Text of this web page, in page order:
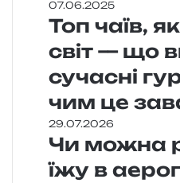
07.06.2025
Топ чаїв,
світ — що
сучасні
чим це
29.07.2026
Чи можна
їжу в